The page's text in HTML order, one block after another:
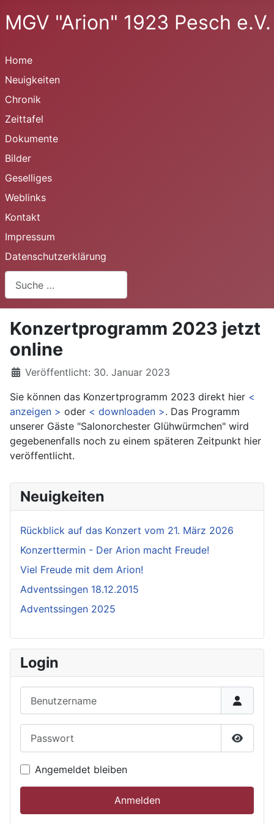
MGV "Arion" 1923 Pesch e.V.
Home
Neuigkeiten
Chronik
Zeittafel
Dokumente
Bilder
Geselliges
Weblinks
Kontakt
Impressum
Datenschutzerklärung
Konzertprogramm 2023 jetzt
online
Details
Veröffentlicht: 30. Januar 2023
Sie können das Konzertprogramm 2023 direkt hier <
anzeigen > oder < downloaden >. Das Programm
unserer Gäste "Salonorchester Glühwürmchen" wird
gegebenenfalls noch zu einem späteren Zeitpunkt hier
veröffentlicht.
Neuigkeiten
Rückblick auf das Konzert vom 21. März 2026
Konzerttermin - Der Arion macht Freude!
Viel Freude mit dem Arion!
Adventssingen 18.12.2015
Adventssingen 2025
Login
Angemeldet bleiben
Anmelden